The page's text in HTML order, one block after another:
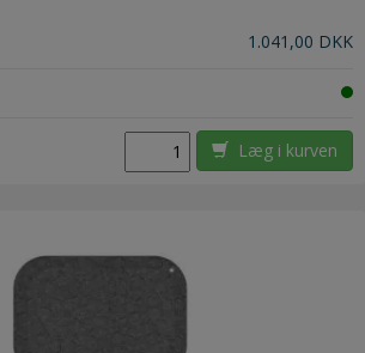
1.041,00 DKK
Læg i kurven